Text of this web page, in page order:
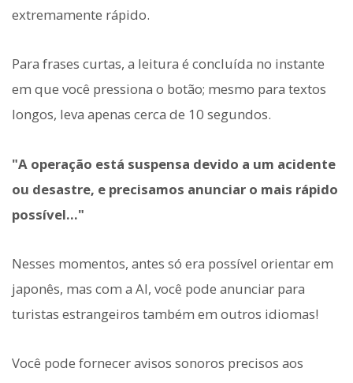
extremamente rápido.
Para frases curtas, a leitura é concluída no instante
em que você pressiona o botão; mesmo para textos
longos, leva apenas cerca de 10 segundos.
"A operação está suspensa devido a um acidente
ou desastre, e precisamos anunciar o mais rápido
possível..."
Nesses momentos, antes só era possível orientar em
japonês, mas com a AI, você pode anunciar para
turistas estrangeiros também em outros idiomas!
Você pode fornecer avisos sonoros precisos aos